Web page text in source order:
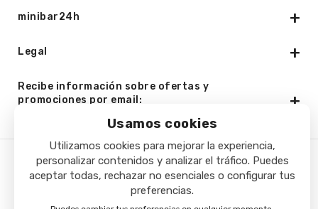
Usamos cookies
Utilizamos cookies para mejorar la experiencia,
personalizar contenidos y analizar el tráfico. Puedes
aceptar todas, rechazar no esenciales o configurar tus
preferencias.
minibar24h
Legal
Recibe información sobre ofertas y
promociones por email:
Copyright © 2025 - Minibar24h.com. Todos los derechos
reservados.